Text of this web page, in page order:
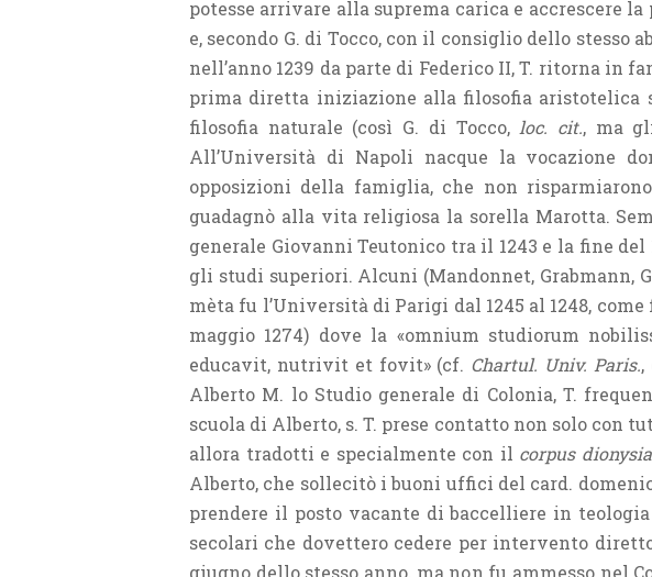
potesse arrivare alla suprema carica e accrescere
e, secondo G. di Tocco, con il consiglio dello stesso
nell’anno 1239 da parte di Federico II, T. ritorna in
prima diretta iniziazione alla filosofia aristotelica
filosofia naturale (così G. di Tocco, loc. cit., ma
All’Università di Napoli nacque la vocazione
opposizioni della famiglia, che non
guadagnò alla vita religiosa la sorella Marotta.
generale Giovanni Teutonico tra il 1243 e la fine
gli studi superiori. Alcuni (Mandonnet, Grabmann,
mèta fu l’Università di Parigi dal 1245 al 1248,
maggio 1274) dove la «omnium studiorum
educavit, nutrivit et fovit» (cf. Chartul. Univ. Paris.,
Alberto M. lo Studio generale di Colonia, T.
scuola di Alberto, s. T. prese contatto non solo con
allora tradotti e specialmente con il corpus
Alberto, che sollecitò i buoni uffici del card.
prendere il posto vacante di baccelliere in
secolari che dovettero cedere per intervento
giugno dello stesso anno, ma non fu ammesso nel